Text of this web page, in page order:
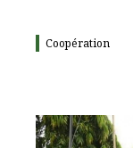
Coopération